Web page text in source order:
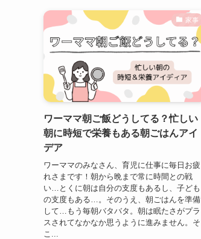
家事
ワーママ朝ご飯どうしてる？忙しい
朝に時短で栄養もある朝ごはんアイ
デア
ワーママのみなさん、育児に仕事に毎日お疲
れさまです！朝から晩まで常に時間との戦
い…とくに朝は自分の支度もあるし、子ども
の支度もある…。そのうえ、朝ごはんを準備
して…もう毎朝バタバタ。朝は眠たさがプラ
スされてなかなか思うように進みません。そ
こ...